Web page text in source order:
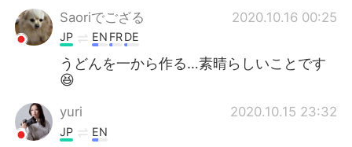
Saoriでござる 2020.10.16 00:25
JP EN FRDE
うどんを一から作る…素晴らしいことです
😆
yuri 2020.10.15 23:32
JP EN